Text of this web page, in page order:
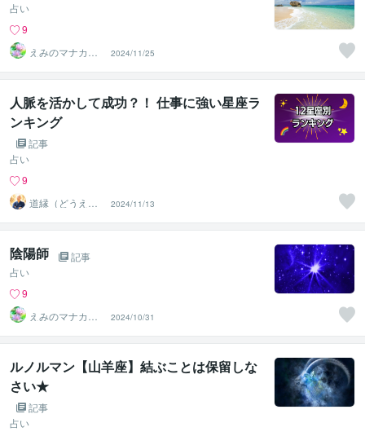
占い
9
えみのマナカー
ドと星よみ
2024/11/25
人脈を活かして成功？！ 仕事に強い星座ラ
ンキング
記事
占い
9
道縁（どうえ
ん）☆チャネリ
ングタロット
2024/11/13
陰陽師
記事
占い
9
えみのマナカー
ドと星よみ
2024/10/31
ルノルマン【山羊座】結ぶことは保留しな
さい★
記事
占い